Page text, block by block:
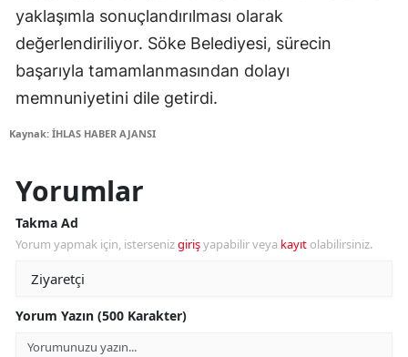
yaklaşımla sonuçlandırılması olarak
değerlendiriliyor. Söke Belediyesi, sürecin
başarıyla tamamlanmasından dolayı
memnuniyetini dile getirdi.
Kaynak: İHLAS HABER AJANSI
Yorumlar
Takma Ad
Yorum yapmak için, istersenizgirişyapabilir veya kayıt olabilirsiniz.
Yorum Yazın (500 Karakter)